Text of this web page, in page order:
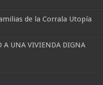
de la Corrala Utopía
A UNA VIVIENDA DIGNA